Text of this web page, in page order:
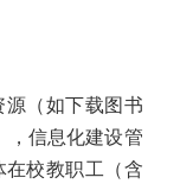
（如下载图书
，信息化建设管
在校教职工（含